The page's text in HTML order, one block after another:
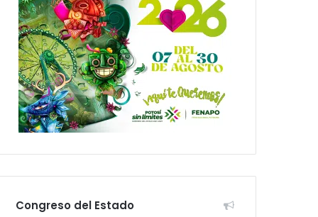
Congreso del Estado